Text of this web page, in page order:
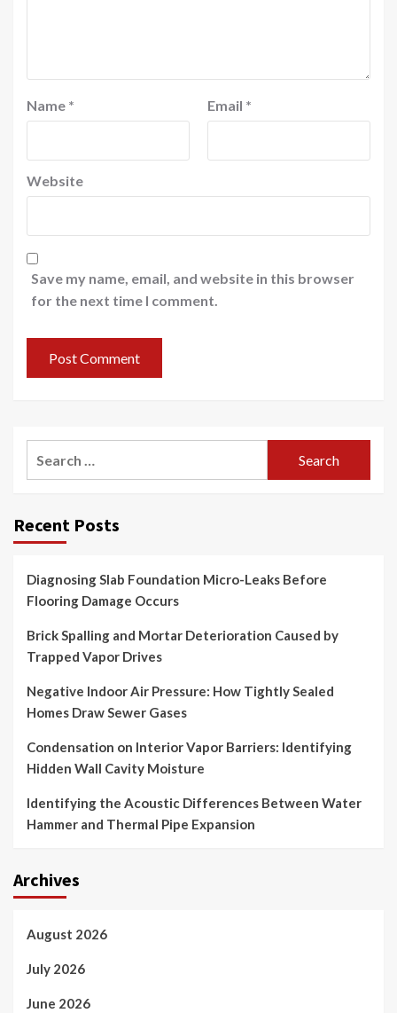
Name * Email *
Website
Save my name, email, and website in this browser
for the next time I comment.
Recent Posts
Diagnosing Slab Foundation Micro-Leaks Before
Flooring Damage Occurs
Brick Spalling and Mortar Deterioration Caused by
Trapped Vapor Drives
Negative Indoor Air Pressure: How Tightly Sealed
Homes Draw Sewer Gases
Condensation on Interior Vapor Barriers: Identifying
Hidden Wall Cavity Moisture
Identifying the Acoustic Differences Between Water
Hammer and Thermal Pipe Expansion
Archives
August 2026
July 2026
June 2026